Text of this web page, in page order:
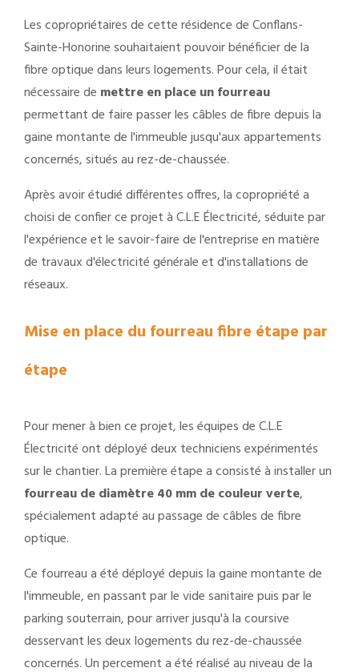
Les copropriétaires de cette résidence de Conflans-
Sainte-Honorine souhaitaient pouvoir bénéficier de la
fibre optique dans leurs logements. Pour cela, il était
nécessaire de mettre en place un fourreau
permettant de faire passer les câbles de fibre depuis la
gaine montante de l'immeuble jusqu'aux appartements
concernés, situés au rez-de-chaussée.
Après avoir étudié différentes offres, la copropriété a
choisi de confier ce projet à C.L.E Électricité, séduite par
l'expérience et le savoir-faire de l'entreprise en matière
de travaux d'électricité générale et d'installations de
réseaux.
Mise en place du fourreau fibre étape par
étape
Pour mener à bien ce projet, les équipes de C.L.E
Électricité ont déployé deux techniciens expérimentés
sur le chantier. La première étape a consisté à installer un
fourreau de diamètre 40 mm de couleur verte,
spécialement adapté au passage de câbles de fibre
optique.
Ce fourreau a été déployé depuis la gaine montante de
l'immeuble, en passant par le vide sanitaire puis par le
parking souterrain, pour arriver jusqu'à la coursive
desservant les deux logements du rez-de-chaussée
concernés. Un percement a été réalisé au niveau de la